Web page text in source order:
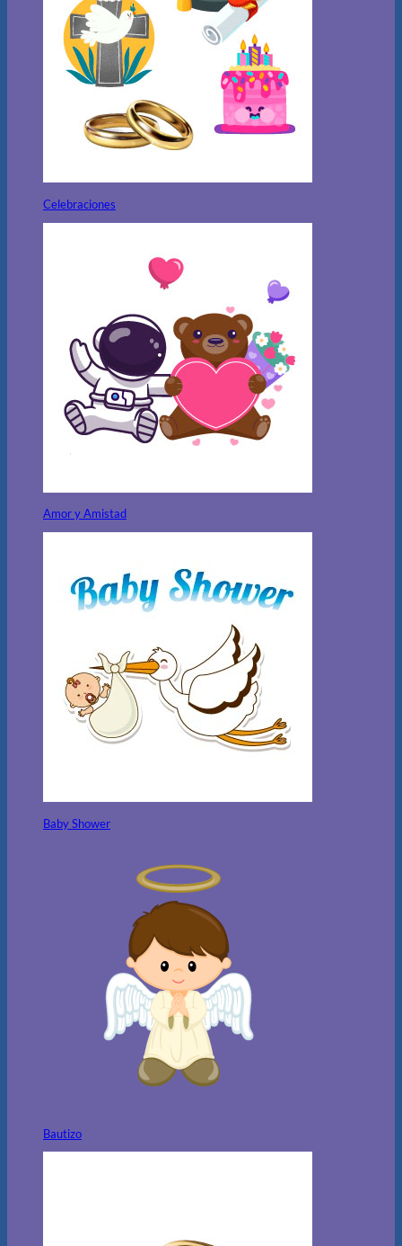
Celebraciones
Amor y Amistad
Baby Shower
Bautizo